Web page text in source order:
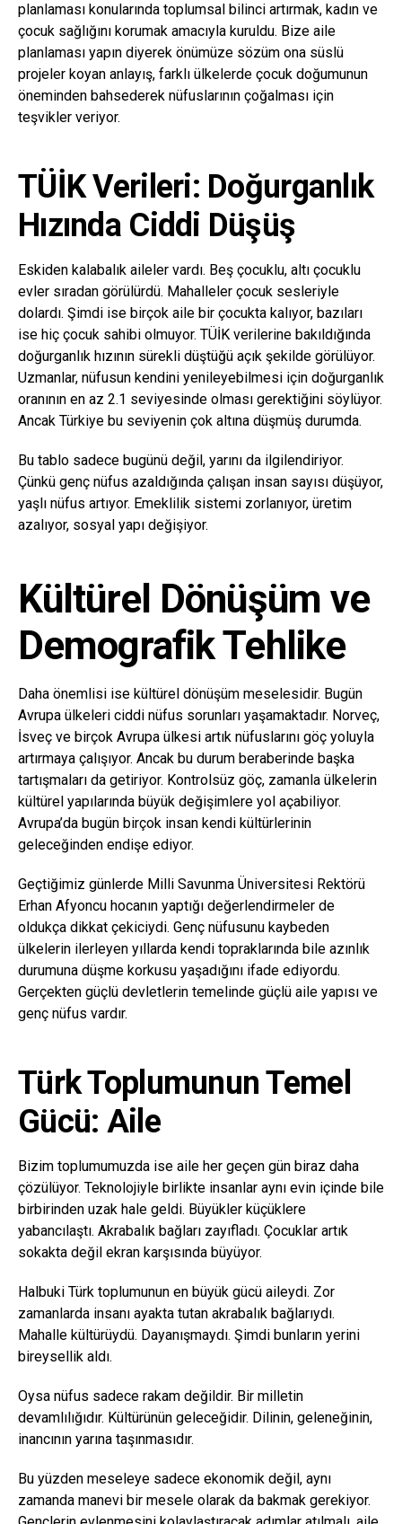
planlaması konularında toplumsal bilinci artırmak, kadın ve
çocuk sağlığını korumak amacıyla kuruldu. Bize aile
planlaması yapın diyerek önümüze sözüm ona süslü
projeler koyan anlayış, farklı ülkelerde çocuk doğumunun
öneminden bahsederek nüfuslarının çoğalması için
teşvikler veriyor.
TÜİK Verileri: Doğurganlık
Hızında Ciddi Düşüş
Eskiden kalabalık aileler vardı. Beş çocuklu, altı çocuklu
evler sıradan görülürdü. Mahalleler çocuk sesleriyle
dolardı. Şimdi ise birçok aile bir çocukta kalıyor, bazıları
ise hiç çocuk sahibi olmuyor. TÜİK verilerine bakıldığında
doğurganlık hızının sürekli düştüğü açık şekilde görülüyor.
Uzmanlar, nüfusun kendini yenileyebilmesi için doğurganlık
oranının en az 2.1 seviyesinde olması gerektiğini söylüyor.
Ancak Türkiye bu seviyenin çok altına düşmüş durumda.
Bu tablo sadece bugünü değil, yarını da ilgilendiriyor.
Çünkü genç nüfus azaldığında çalışan insan sayısı düşüyor,
yaşlı nüfus artıyor. Emeklilik sistemi zorlanıyor, üretim
azalıyor, sosyal yapı değişiyor.
Kültürel Dönüşüm ve
Demografik Tehlike
Daha önemlisi ise kültürel dönüşüm meselesidir. Bugün
Avrupa ülkeleri ciddi nüfus sorunları yaşamaktadır. Norveç,
İsveç ve birçok Avrupa ülkesi artık nüfuslarını göç yoluyla
artırmaya çalışıyor. Ancak bu durum beraberinde başka
tartışmaları da getiriyor. Kontrolsüz göç, zamanla ülkelerin
kültürel yapılarında büyük değişimlere yol açabiliyor.
Avrupa’da bugün birçok insan kendi kültürlerinin
geleceğinden endişe ediyor.
Geçtiğimiz günlerde Milli Savunma Üniversitesi Rektörü
Erhan Afyoncu hocanın yaptığı değerlendirmeler de
oldukça dikkat çekiciydi. Genç nüfusunu kaybeden
ülkelerin ilerleyen yıllarda kendi topraklarında bile azınlık
durumuna düşme korkusu yaşadığını ifade ediyordu.
Gerçekten güçlü devletlerin temelinde güçlü aile yapısı ve
genç nüfus vardır.
Türk Toplumunun Temel
Gücü: Aile
Bizim toplumumuzda ise aile her geçen gün biraz daha
çözülüyor. Teknolojiyle birlikte insanlar aynı evin içinde bile
birbirinden uzak hale geldi. Büyükler küçüklere
yabancılaştı. Akrabalık bağları zayıfladı. Çocuklar artık
sokakta değil ekran karşısında büyüyor.
Halbuki Türk toplumunun en büyük gücü aileydi. Zor
zamanlarda insanı ayakta tutan akrabalık bağlarıydı.
Mahalle kültürüydü. Dayanışmaydı. Şimdi bunların yerini
bireysellik aldı.
Oysa nüfus sadece rakam değildir. Bir milletin
devamlılığıdır. Kültürünün geleceğidir. Dilinin, geleneğinin,
inancının yarına taşınmasıdır.
Bu yüzden meseleye sadece ekonomik değil, aynı
zamanda manevi bir mesele olarak da bakmak gerekiyor.